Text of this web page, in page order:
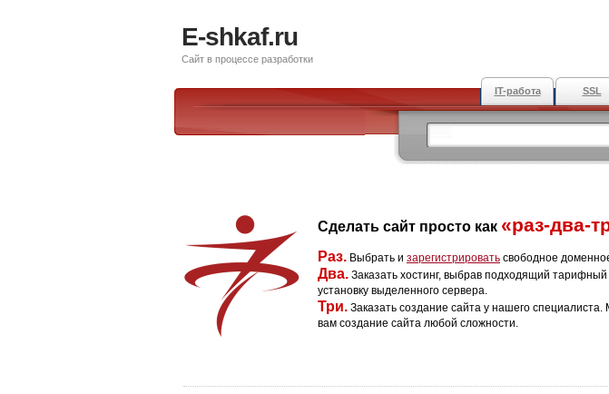
E-shkaf.ru
Сайт в процессе разработки
IT-работа SSL
Сделать сайт просто как «раз-два-
Раз. Выбрать и зарегистрировать свободное
Два. Заказать хостинг, выбрав подходящий тарифный
установку выделенного сервера.
Три. Заказать создание сайта у нашего
вам создание сайта любой сложности.